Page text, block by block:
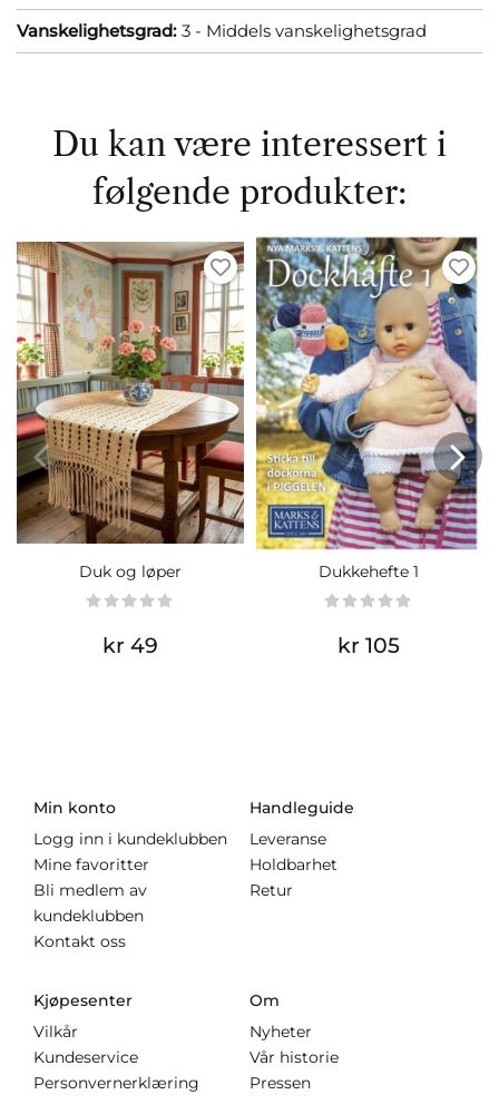
Vanskelighetsgrad: 3 - Middels vanskelighetsgrad
Du kan være interessert i
følgende produkter:
Duk og løper
kr 49
Dukkehefte 1
kr 105
Min konto
Logg inn i kundeklubben
Mine favoritter
Bli medlem av
kundeklubben
Kontakt oss
Handleguide
Leveranse
Holdbarhet
Retur
Kjøpesenter
Vilkår
Kundeservice
Personvernerklæring
Om
Nyheter
Vår historie
Pressen